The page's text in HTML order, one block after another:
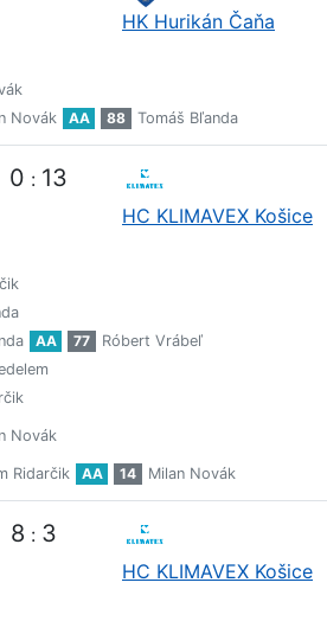
HK Hurikán Čaňa
Novák AA 88 Tomáš Bľanda
0 : 13
HC KLIMAVEX Košice
AA 77
Róbert Vrábeľ
Novák
Ridarčik AA 14 Milan Novák
8 : 3
HC KLIMAVEX Košice